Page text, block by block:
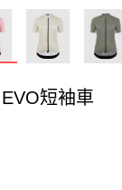
短袖車